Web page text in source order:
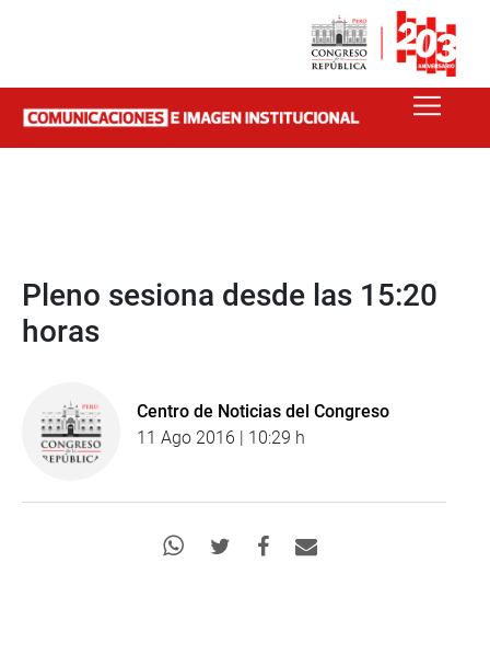
Pleno sesiona desde las 15:20
horas
Centro de Noticias del Congreso
11 Ago 2016 | 10:29 h